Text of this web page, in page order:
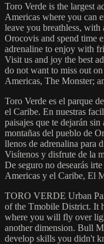
Toro Verde is the largest
Americas where you can
leave you breathless,
Orocovis and spend time
adrenaline to enjoy with
Visit us and joy the best
do not want to miss out
Americas, The Monster;
Toro Verde es el parque
el Caribe. En nuestras
paisajes que te dejarán
montañas del pueblo de
llenos de adrenalina para
Visítenos y disfrute de la
De seguro no desearás
Americas y el Caribe, El
TORO VERDE Urban
of the Tmobile District. It
where you will fly over
another dimension. Bull
develop skills you didn't